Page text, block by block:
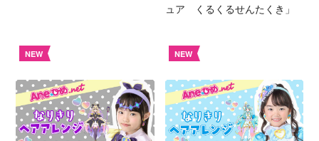
ュア くるくるせんたくき」
NEW NEW